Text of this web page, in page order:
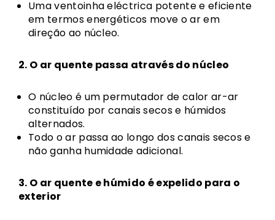
Uma ventoinha eléctrica potente e eficiente
em termos energéticos move o ar em
direção ao núcleo.
2. O ar quente passa através do núcleo
O núcleo é um permutador de calor ar-ar
constituído por canais secos e húmidos
alternados.
Todo o ar passa ao longo dos canais secos e
não ganha humidade adicional.
3. O ar quente e húmido é expelido para o
exterior